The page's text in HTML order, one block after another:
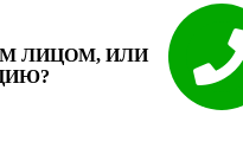
ЛИЦОМ, ИЛИ